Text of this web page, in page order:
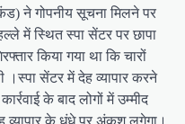
ने गोपनीय सूचना मिलने पर
में स्थित स्पा सेंटर पर छापा
किया गया था कि चारों
।स्पा सेंटर में देह व्यापार करने
के बाद लोगों में उम्मीद
व्यापार के धंधे पर अंकुश लगेगा।